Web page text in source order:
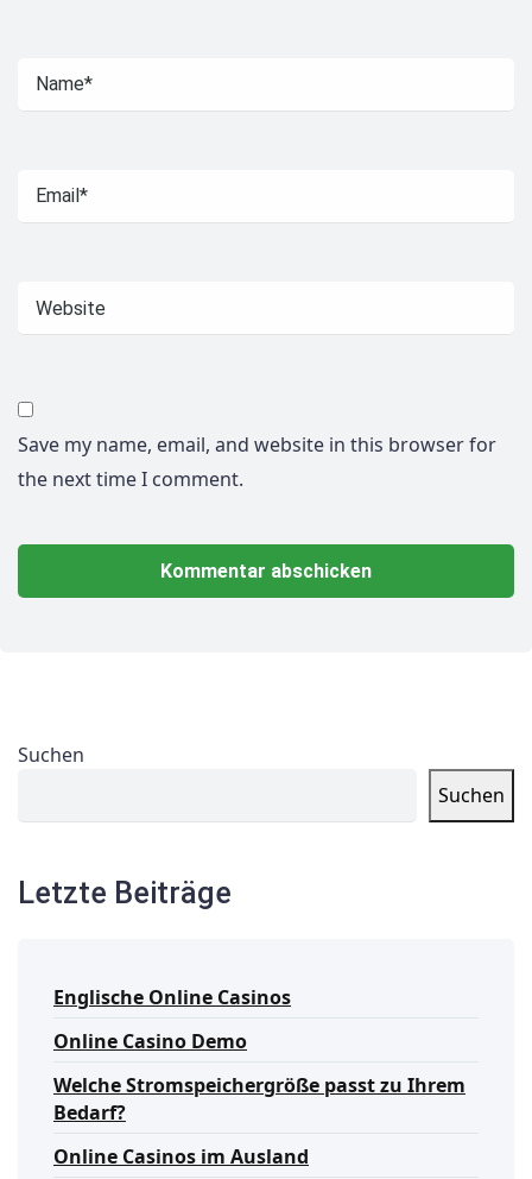
Save my name, email, and website in this browser for
the next time I comment.
Suchen
Suchen
Letzte Beiträge
Englische Online Casinos
Online Casino Demo
Welche Stromspeichergröße passt zu Ihrem
Bedarf?
Online Casinos im Ausland